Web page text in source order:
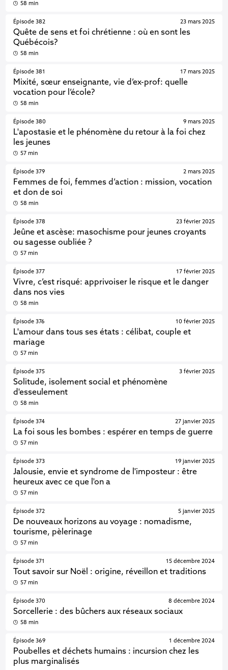
58 min
Épisode 382
Quête de sens et foi chrétienne : où en sont les
Québécois?
23 mars 2025
58 min
Épisode 381
Mixité, sœur enseignante, vie d’ex-prof: quelle
vocation pour l’école?
17 mars 2025
58 min
Épisode 380
L'apostasie et le phénomène du retour à la foi chez
les jeunes
9 mars 2025
57 min
Épisode 379
Femmes de foi, femmes d’action : mission, vocation
et don de soi
2 mars 2025
58 min
Épisode 378
Jeûne et ascèse: masochisme pour jeunes croyants
ou sagesse oubliée ?
23 février 2025
57 min
Épisode 377
Vivre, c’est risqué: apprivoiser le risque et le danger
dans nos vies
17 février 2025
58 min
Épisode 376
L'amour dans tous ses états : célibat, couple et
mariage
10 février 2025
57 min
Épisode 375
Solitude, isolement social et phénomène
d'esseulement
3 février 2025
58 min
Épisode 374
La foi sous les bombes : espérer en temps de guerre
27 janvier 2025
57 min
Épisode 373
Jalousie, envie et syndrome de l'imposteur : être
heureux avec ce que l'on a
19 janvier 2025
57 min
Épisode 372
De nouveaux horizons au voyage : nomadisme,
tourisme, pèlerinage
5 janvier 2025
57 min
Épisode 371
Tout savoir sur Noël : origine, réveillon et traditions
15 décembre 2024
57 min
Épisode 370
Sorcellerie : des bûchers aux réseaux sociaux
8 décembre 2024
58 min
Épisode 369
Poubelles et déchets humains : incursion chez les
plus marginalisés
1 décembre 2024